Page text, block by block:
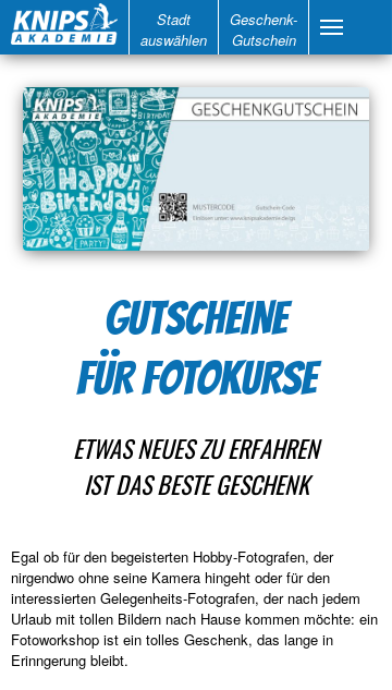
Stadt
auswählen
Geschenk-
Gutschein
GUTSCHEINE
FÜR FOTOKURSE
ETWAS NEUES ZU ERFAHREN
IST DAS BESTE GESCHENK
Egal ob für den begeisterten Hobby-Fotografen, der
nirgendwo ohne seine Kamera hingeht oder für den
interessierten Gelegenheits-Fotografen, der nach jedem
Urlaub mit tollen Bildern nach Hause kommen möchte: ein
Fotoworkshop ist ein tolles Geschenk, das lange in
Erinngerung bleibt.